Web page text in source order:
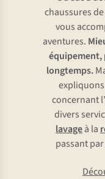
chaussures
vous
aventures.
équipement,
longtemps.
concernant
divers
lavageà la
passant par